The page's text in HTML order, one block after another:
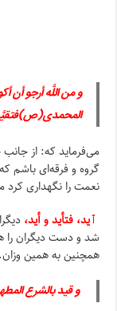
و من اللَّه أرجو أن
المحمدی(ص)فتقیَّد
می‌فرماید که: از
گروه‌ و فرقه‌ای باشم که
نعمت را نگهداری کرد
ٱید، فتأید و أید،
شد و دست دیگران
همچنین به همین وزان.
و قید بالشرع